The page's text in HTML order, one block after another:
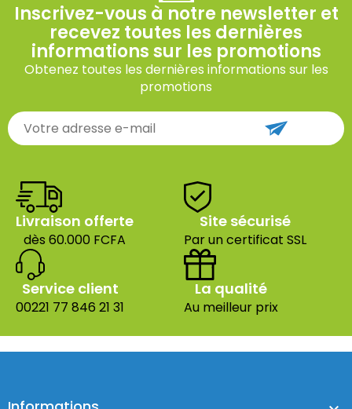
Inscrivez-vous à notre newsletter et
recevez toutes les dernières
informations sur les promotions
Obtenez toutes les dernières informations sur les
promotions
Livraison offerte
dès 60.000 FCFA
Site sécurisé
Par un certificat SSL
Service client
00221 77 846 21 31
La qualité
Au meilleur prix